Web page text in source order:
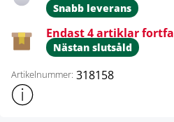
Snabb leverans
Endast 4 artiklar
Nästan slutsåld
Artikelnummer: 318158
Visa mer produktinformation